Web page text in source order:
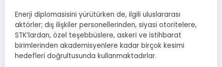
Enerji diplomasisini yürütürken de, ilgili uluslararası
aktörler; dış ilişkiler personellerinden, siyasi otoritelere,
STK’lardan, özel teşebbüslere, askeri ve istihbarat
birimlerinden akademisyenlere kadar birçok kesimi
hedefleri doğrultusunda kullanmaktadırlar.